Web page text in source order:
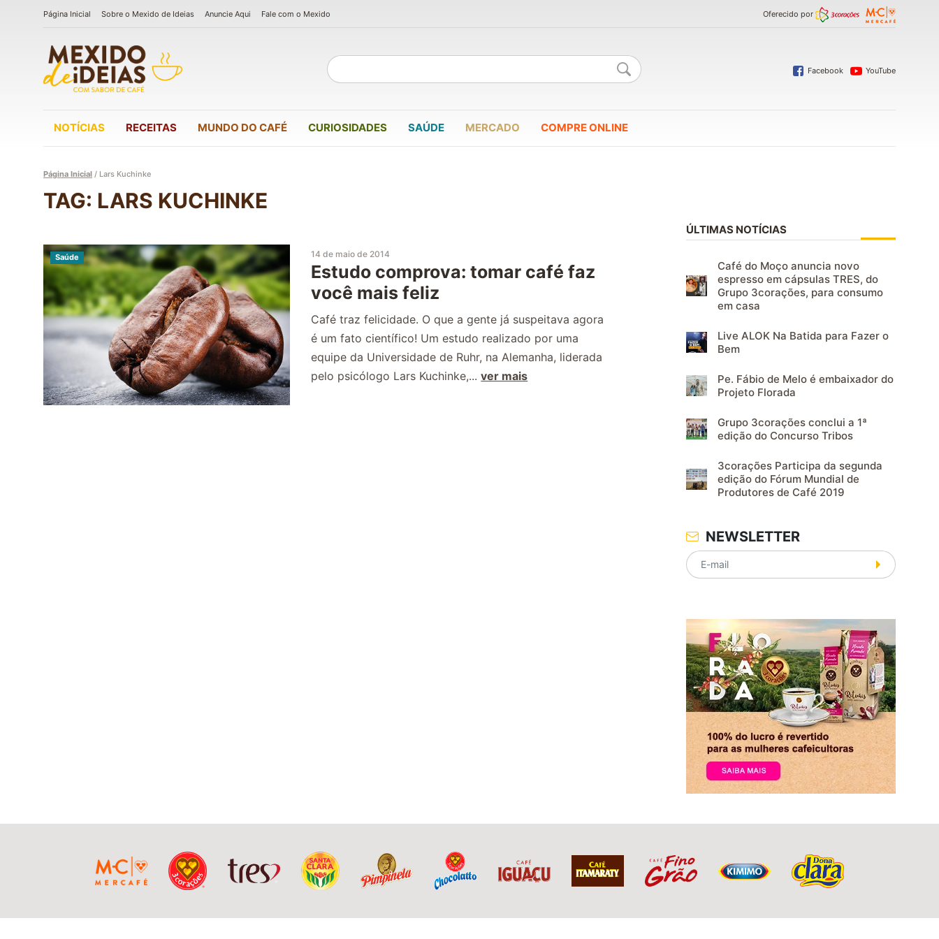
Página Inicial Sobre o Mexido de Ideias Anuncie Aqui Fale com o Mexido Oferecido por
Facebook YouTube
NOTÍCIAS RECEITAS MUNDO DO CAFÉ CURIOSIDADES SAÚDE MERCADO COMPRE ONLINE
Página Inicial / Lars Kuchinke
TAG: LARS KUCHINKE
Saúde 14 de maio de 2014
Estudo comprova: tomar café faz
você mais feliz
Café traz felicidade. O que a gente já suspeitava agora
é um fato científico! Um estudo realizado por uma
equipe da Universidade de Ruhr, na Alemanha, liderada
pelo psicólogo Lars Kuchinke,...ver mais
ÚLTIMAS NOTÍCIAS
Café do Moço anuncia novo
espresso em cápsulas TRES, do
Grupo 3corações, para consumo
em casa
Live ALOK Na Batida para Fazer o
Bem
Pe. Fábio de Melo é embaixador do
Projeto Florada
Grupo 3corações conclui a 1ª
edição do Concurso Tribos
3corações Participa da segunda
edição do Fórum Mundial de
Produtores de Café 2019
NEWSLETTER